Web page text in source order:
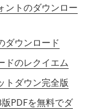
ントのダウンロー
ダウンロード
ドのレクイエム
トダウン完全版
PDFを無料でダ